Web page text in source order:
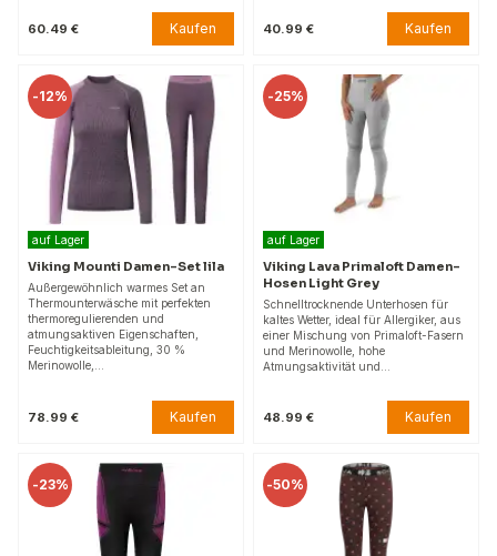
60.49 € Kaufen 40.99 € Kaufen
-12%
auf Lager
Viking Mounti Damen-Set lila
Außergewöhnlich warmes Set an
Thermounterwäsche mit perfekten
thermoregulierenden und
atmungsaktiven Eigenschaften,
Feuchtigkeitsableitung, 30 %
Merinowolle,…
78.99 € Kaufen
-25%
auf Lager
Viking Lava Primaloft Damen-
Hosen Light Grey
Schnelltrocknende Unterhosen für
kaltes Wetter, ideal für Allergiker, aus
einer Mischung von Primaloft-Fasern
und Merinowolle, hohe
Atmungsaktivität und…
48.99 € Kaufen
-23% -50%